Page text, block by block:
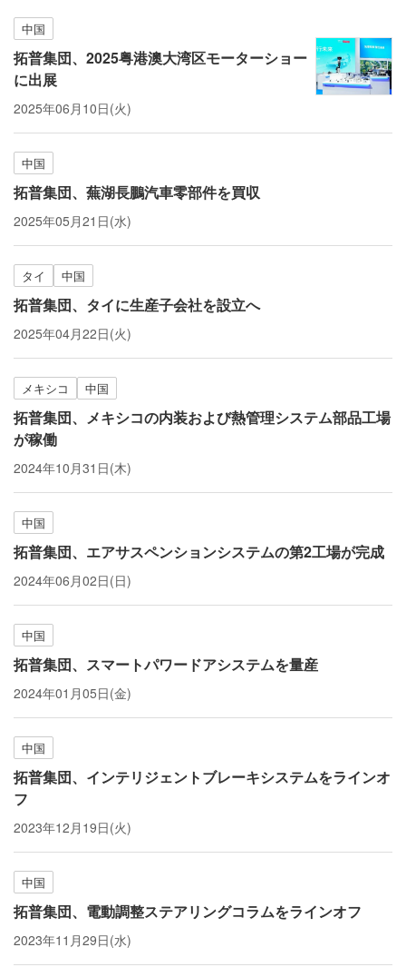
中国
拓普集団、2025粤港澳大湾区モーターショー
に出展
2025年06月10日(火)
中国
拓普集団、蕪湖長鵬汽車零部件を買収
2025年05月21日(水)
タイ 中国
拓普集団、タイに生産子会社を設立へ
2025年04月22日(火)
メキシコ 中国
拓普集団、メキシコの内装および熱管理システム部品工場
が稼働
2024年10月31日(木)
中国
拓普集団、エアサスペンションシステムの第2工場が完成
2024年06月02日(日)
中国
拓普集団、スマートパワードアシステムを量産
2024年01月05日(金)
中国
拓普集団、インテリジェントブレーキシステムをラインオ
フ
2023年12月19日(火)
中国
拓普集団、電動調整ステアリングコラムをラインオフ
2023年11月29日(水)